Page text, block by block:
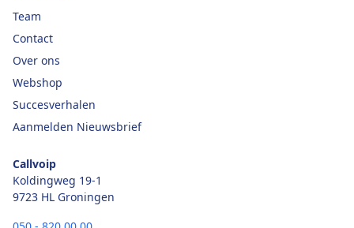
Team
Contact
Over ons
Webshop
Succesverhalen
Aanmelden Nieuwsbrief
Callvoip
Koldingweg 19-1
9723 HL Groningen